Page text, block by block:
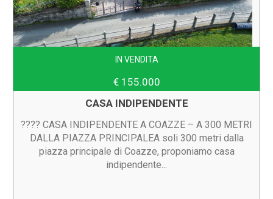
IN VENDITA
€ 155.000
CASA INDIPENDENTE
???? CASA INDIPENDENTE A COAZZE – A 300 METRI
DALLA PIAZZA PRINCIPALEA soli 300 metri dalla
piazza principale di Coazze, proponiamo casa
indipendente...